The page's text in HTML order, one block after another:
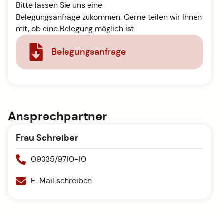
Bitte lassen Sie uns eine
Belegungsanfrage zukommen. Gerne teilen wir Ihnen
mit, ob eine Belegung möglich ist.
Belegungsanfrage
Ansprechpartner
Frau Schreiber
09335/9710-10
E-Mail schreiben